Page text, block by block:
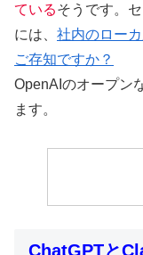
ているそうです。
には、 社内のロー
ご存知ですか？
OpenAIのオープン
ます。
ChatGPTと